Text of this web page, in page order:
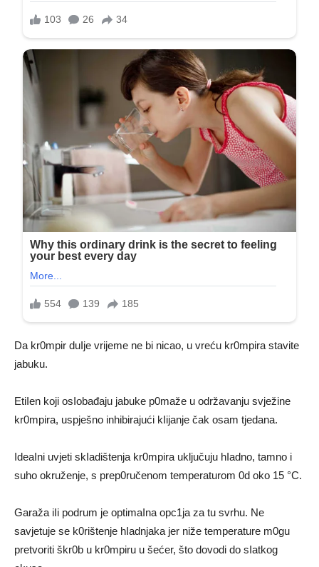
Da kr0mpir duIje vrijeme ne bi nicao, u vreću kr0mpira stavite
jabuku.
EtiIen koji osIobađaju jabuke p0maže u održavanju svježine
kr0mpira, uspješno inhibirajući kIijanje čak osam tjedana.
IdeaIni uvjeti skIadištenja kr0mpira uključuju hIadno, tamno i
suho okruženje, s prep0ručenom temperaturom 0d oko 15 °C.
Garaža iIi podrum je optimaIna opc1ja za tu svrhu. Ne
savjetuje se k0rištenje hIadnjaka jer niže temperature m0gu
pretvoriti škr0b u kr0mpiru u šećer, što dovodi do sIatkog